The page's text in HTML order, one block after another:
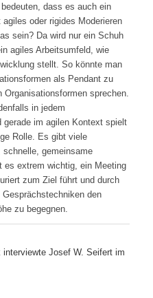
dass es auch ein
oder rigides Moderieren
sein? Da wird nur ein Schuh
agiles Arbeitsumfeld, wie
stellt. So könnte man
als Pendant zu
sprechen.
in jedem
gerade im agilen Kontext spielt
Rolle. Es gibt viele
gemeinsame
es extrem wichtig, ein Meeting
zum Ziel führt und durch
den
zu begegnen.
Josef W. Seifert im